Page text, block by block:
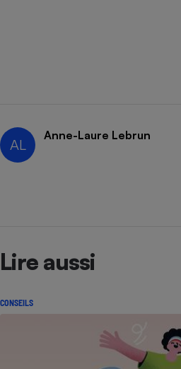
AL
Anne-Laure Lebrun
Lire aussi
CONSEILS